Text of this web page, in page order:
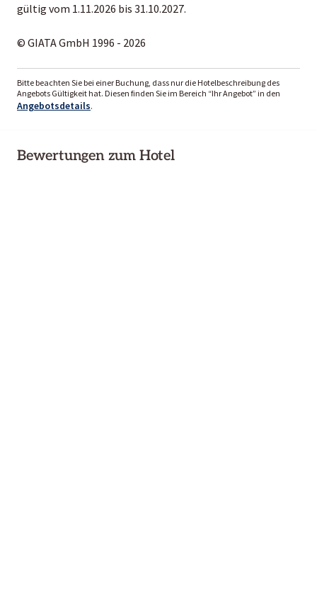
gültig vom 1.11.2026 bis 31.10.2027.
© GIATA GmbH 1996 - 2026
Bitte beachten Sie bei einer Buchung, dass nur die Hotelbeschreibung des
Angebots Gültigkeit hat. Diesen finden Sie im Bereich “Ihr Angebot” in den
Angebotsdetails.
Bewertungen zum Hotel